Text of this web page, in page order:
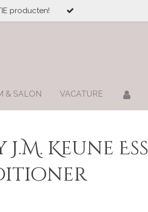
producten!
& SALON VACATURE
J.M. Keune